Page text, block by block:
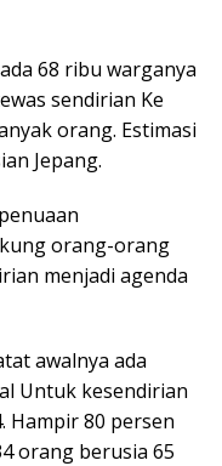
68 ribu warganya
sendirian Ke
orang. Estimasi
Jepang.
orang-orang
menjadi agenda
awalnya ada
Untuk kesendirian
Hampir 80 persen
orang berusia 65